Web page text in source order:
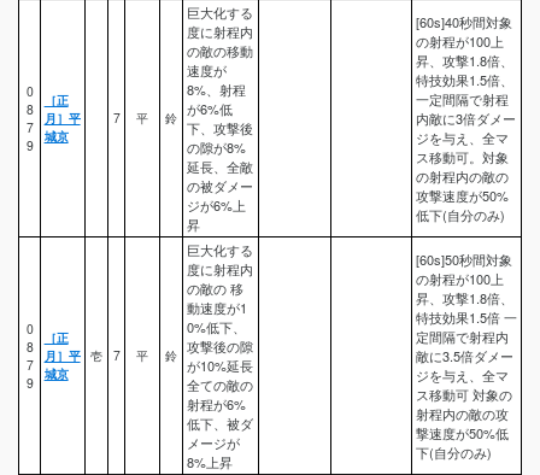
0
8
7
9
［正
月］平
城京
7 平 鈴
巨大化する
度に射程内
の敵の移動
速度が
8%、射程
が6%低
下、攻撃後
の隙が8%
延長、全敵
の被ダメー
ジが6%上
昇
[60s]40秒間対象
の射程が100上
昇、攻撃1.8倍、
特技効果1.5倍、
一定間隔で射程
内敵に3倍ダメー
ジを与え、全マ
ス移動可。対象
の射程内の敵の
攻撃速度が50%
低下(自分のみ)
0
8
7
9
［正
月］平
城京
壱 7 平 鈴
巨大化する
度に射程内
の敵の 移
動速度が1
0%低下、
攻撃後の隙
が10%延長
全ての敵の
射程が6%
低下、被ダ
メージが
8%上昇
[60s]50秒間対象
の射程が100上
昇、攻撃1.8倍、
特技効果1.5倍 一
定間隔で射程内
敵に3.5倍ダメー
ジを与え、全マ
ス移動可 対象の
射程内の敵の攻
撃速度が50%低
下(自分のみ)